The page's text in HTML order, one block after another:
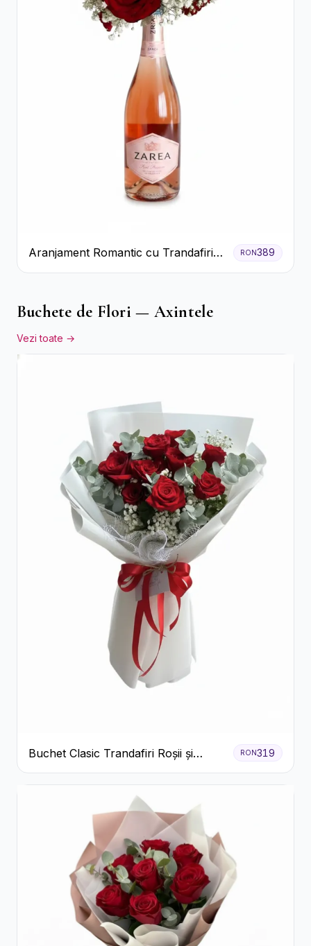
Aranjament Romantic cu Trandafiri
Roșii și Șampanie rose
RON389
Buchete de Flori — Axintele
Vezi toate →
Buchet Clasic Trandafiri Roșii și
Eucalipt
RON319